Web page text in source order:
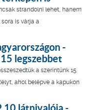
strandolni lehet, hanem
is várja a
-
legszebbet
a szerintünk 15
ahol belépve a kapukon
10 látnivalója -